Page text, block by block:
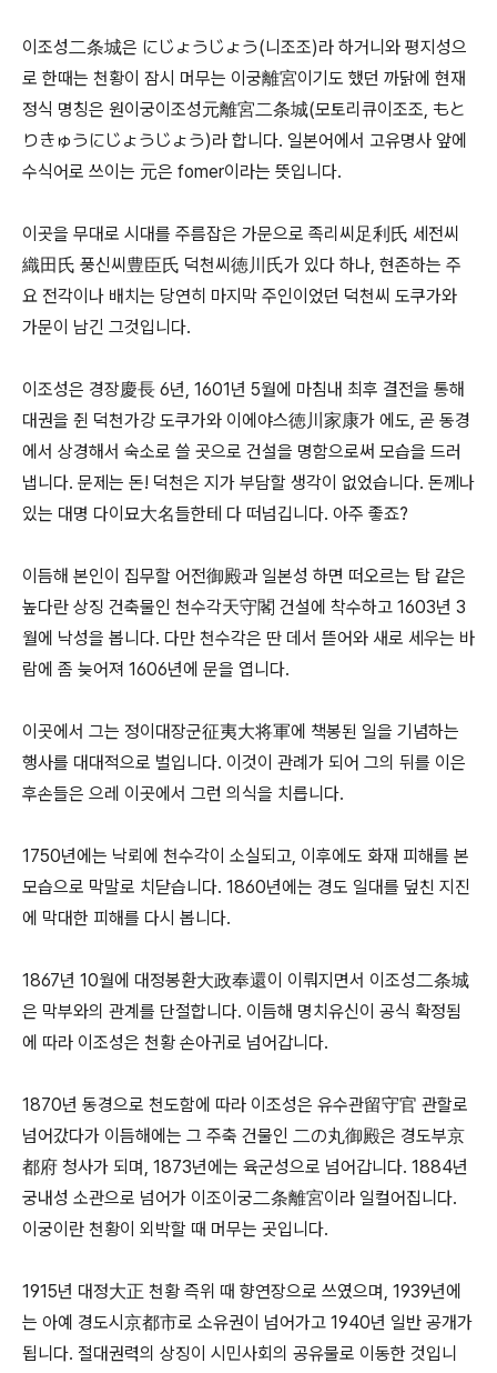
이조성二条城은 にじょうじょう(니조조)라 하거니와 평지성으
로 한때는 천황이 잠시 머무는 이궁離宮이기도 했던 까닭에 현재
정식 명칭은 원이궁이조성元離宮二条城(모토리큐이조조, もと
りきゅうにじょうじょう)라 합니다. 일본어에서 고유명사 앞에
수식어로 쓰이는 元은 fomer이라는 뜻입니다.
이곳을 무대로 시대를 주름잡은 가문으로 족리씨足利氏 세전씨
織田氏 풍신씨豊臣氏 덕천씨徳川氏가 있다 하나, 현존하는 주
요 전각이나 배치는 당연히 마지막 주인이었던 덕천씨 도쿠가와
가문이 남긴 그것입니다.
이조성은 경장慶長 6년, 1601년 5월에 마침내 최후 결전을 통해
대권을 쥔 덕천가강 도쿠가와 이에야스徳川家康가 에도, 곧 동경
에서 상경해서 숙소로 쓸 곳으로 건설을 명함으로써 모습을 드러
냅니다. 문제는 돈! 덕천은 지가 부담할 생각이 없었습니다. 돈께나
있는 대명 다이묘大名들한테 다 떠넘깁니다. 아주 좋죠?
이듬해 본인이 집무할 어전御殿과 일본성 하면 떠오르는 탑 같은
높다란 상징 건축물인 천수각天守閣 건설에 착수하고 1603년 3
월에 낙성을 봅니다. 다만 천수각은 딴 데서 뜯어와 새로 세우는 바
람에 좀 늦어져 1606년에 문을 엽니다.
이곳에서 그는 정이대장군征夷大将軍에 책봉된 일을 기념하는
행사를 대대적으로 벌입니다. 이것이 관례가 되어 그의 뒤를 이은
후손들은 으레 이곳에서 그런 의식을 치릅니다.
1750년에는 낙뢰에 천수각이 소실되고, 이후에도 화재 피해를 본
모습으로 막말로 치닫습니다. 1860년에는 경도 일대를 덮친 지진
에 막대한 피해를 다시 봅니다.
1867년 10월에 대정봉환大政奉還이 이뤄지면서 이조성二条城
은 막부와의 관계를 단절합니다. 이듬해 명치유신이 공식 확정됨
에 따라 이조성은 천황 손아귀로 넘어갑니다.
1870년 동경으로 천도함에 따라 이조성은 유수관留守官 관할로
넘어갔다가 이듬해에는 그 주축 건물인 二の丸御殿은 경도부京
都府 청사가 되며, 1873년에는 육군성으로 넘어갑니다. 1884년
궁내성 소관으로 넘어가 이조이궁二条離宮이라 일컬어집니다.
이궁이란 천황이 외박할 때 머무는 곳입니다.
1915년 대정大正 천황 즉위 때 향연장으로 쓰였으며, 1939년에
는 아예 경도시京都市로 소유권이 넘어가고 1940년 일반 공개가
됩니다. 절대권력의 상징이 시민사회의 공유물로 이동한 것입니